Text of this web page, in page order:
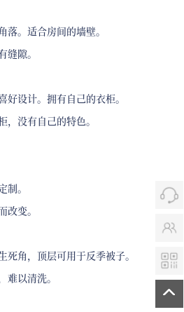
。适合房间的墙壁。
隙。
设计。拥有自己的衣柜。
没有自己的特色。
。
变。
角，顶层可用于反季被子。
以清洗。